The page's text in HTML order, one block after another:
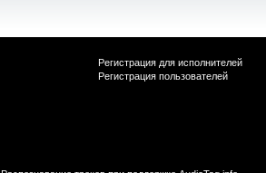
Регистрация для исполнителей
Регистрация пользователей